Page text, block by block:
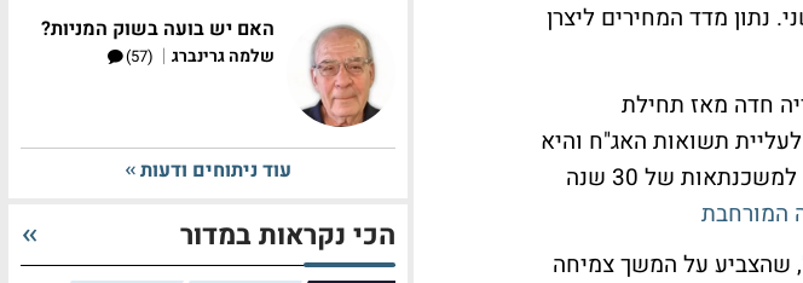
נתון מדד המחירים ליצרן
חדה מאז תחילת
של האג"ח הממשלתי ל-10 שנים, גרמה לעליית תשואות האג"ח והיא
הגורם המרכזי לעליית שיעור הריבית למשכנתאות. היום הגיע שיעור הריבית למשכנתאות של 30 שנה
המורחבת
, שהצביע על המשך צמיחה
האם יש בועה בשוק המניות?
שלמה גרינברג |
(57)
עוד ניתוחים ודעות
הכי נקראות במדור